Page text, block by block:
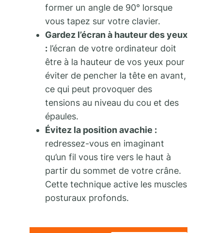
former un angle de 90° lorsque
vous tapez sur votre clavier.
Gardez l’écran à hauteur des yeux
: l’écran de votre ordinateur doit
être à la hauteur de vos yeux pour
éviter de pencher la tête en avant,
ce qui peut provoquer des
tensions au niveau du cou et des
épaules.
Évitez la position avachie :
redressez-vous en imaginant
qu’un fil vous tire vers le haut à
partir du sommet de votre crâne.
Cette technique active les muscles
posturaux profonds.